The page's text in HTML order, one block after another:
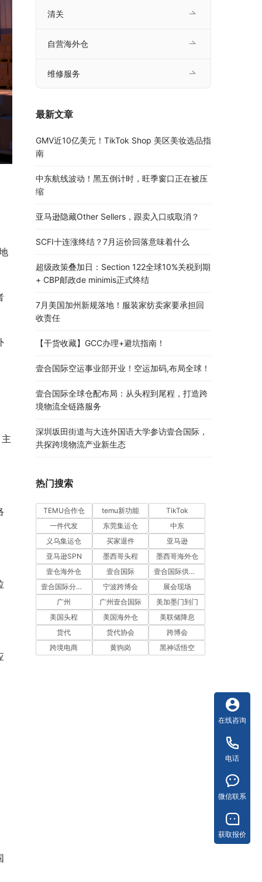
清关
自营海外仓
维修服务
最新文章
GMV近10亿美元！TikTok Shop 美区美妆选品指
南
中东航线波动！黑五倒计时，旺季窗口正在被压
缩
亚马逊隐藏Other Sellers，跟卖入口或取消？
SCFI十连涨终结？7月运价回落意味着什么
超级政策叠加日：Section 122全球10%关税到期
+ CBP邮政de minimis正式终结
7月美国加州新规落地！服装家纺卖家要承担回
收责任
【干货收藏】GCC办理+避坑指南！
壹合国际空运事业部开业！空运加码,布局全球！
壹合国际全球仓配布局：从头程到尾程，打造跨
境物流全链路服务
深圳坂田街道与大连外国语大学参访壹合国际，
共探跨境物流产业新生态
热门搜索
TEMU合作仓 temu新功能
TikTok
一件代发
东莞集运仓
中东
义乌集运仓
买家退件
亚马逊
亚马逊SPN
墨西哥头程
墨西哥海外仓
壹仓海外仓
壹合国际
壹合国际供应链
壹合国际分公司开业
宁波跨博会
展会现场
广州
广州壹合国际
美加墨门到门
美国头程
美国海外仓
美联储降息
货代
货代协会
跨博会
跨境电商
黄驹岗 黑神话悟空
在线咨询
电话
微信联系
获取报价